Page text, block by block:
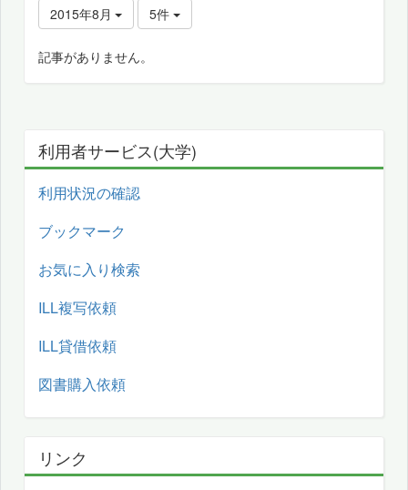
2015年8月 5件
記事がありません。
利用者サービス(大学)
利用状況の確認
ブックマーク
お気に入り検索
ILL複写依頼
ILL貸借依頼
図書購入依頼
リンク